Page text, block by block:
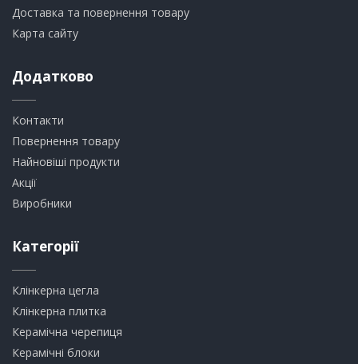
Доставка та повернення товару
Карта сайту
Додатково
Контакти
Повернення товару
Найновіші продукти
Акції
Виробники
Категорії
Клінкерна цегла
​Клінкерна плитка
​Керамічна черепиця
​Керамічні блоки